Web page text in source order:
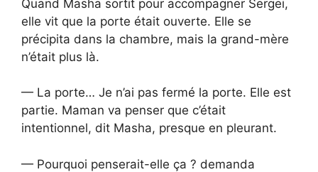
Quand Masha sortit pour accompagner Sergei,
elle vit que la porte était ouverte. Elle se
précipita dans la chambre, mais la grand-mère
n’était plus là.
— La porte… Je n’ai pas fermé la porte. Elle est
partie. Maman va penser que c’était
intentionnel, dit Masha, presque en pleurant.
— Pourquoi penserait-elle ça ? demanda